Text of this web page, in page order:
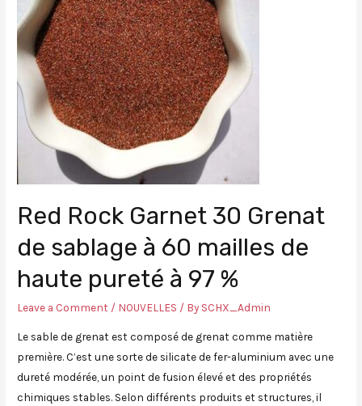
Red Rock Garnet 30 Grenat
de sablage à 60 mailles de
haute pureté à 97 %
Leave a Comment / NOUVELLES / By SCHX_Admin
Le sable de grenat est composé de grenat comme matière
première. C’est une sorte de silicate de fer-aluminium avec une
dureté modérée, un point de fusion élevé et des propriétés
chimiques stables. Selon différents produits et structures, il